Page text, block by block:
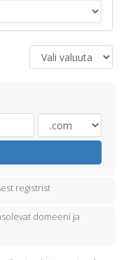
registrist
domeeni ja